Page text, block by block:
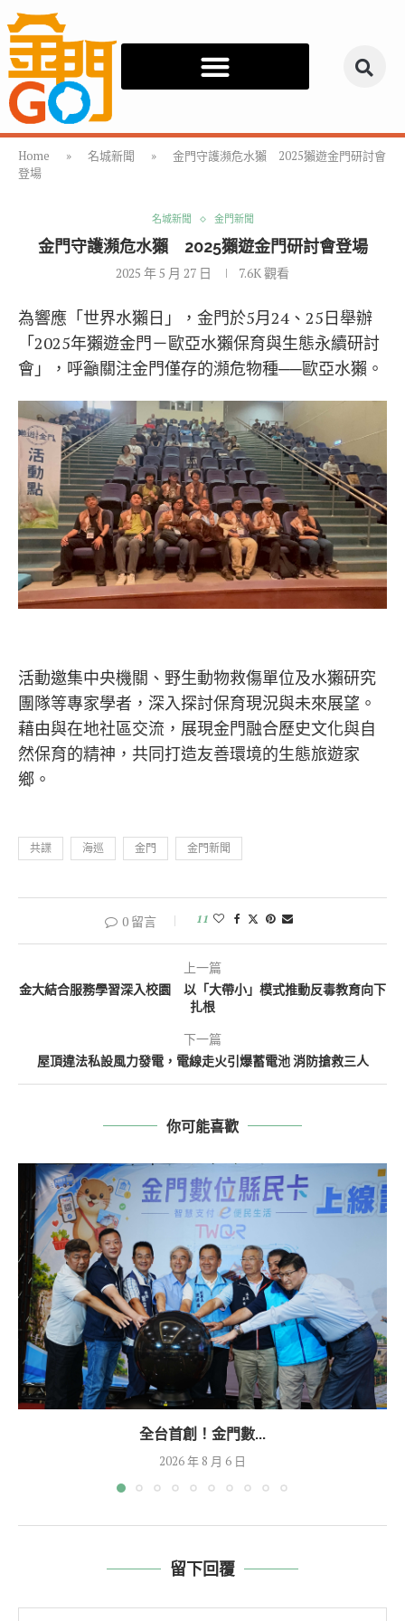
Home » 名城新聞 »
金門守護瀕危水獺 2025獺遊金門研討會
登場
名城新聞 金門新聞
金門守護瀕危水獺 2025獺遊金門研討會登場
2025 年 5 月 27 日 7.6K觀看
為響應「世界水獺日」，金門於5月24、25日舉辦
「2025年獺遊金門－歐亞水獺保育與生態永續研討
會」，呼籲關注金門僅存的瀕危物種──歐亞水獺。
活動邀集中央機關、野生動物救傷單位及水獺研究
團隊等專家學者，深入探討保育現況與未來展望。
藉由與在地社區交流，展現金門融合歷史文化與自
然保育的精神，共同打造友善環境的生態旅遊家
鄉。
共諜 海巡 金門 金門新聞
0 留言 11
上一篇
金大結合服務學習深入校園 以「大帶小」模式推動反毒教育向下
扎根
下一篇
屋頂違法私設風力發電，電線走火引爆蓄電池 消防搶救三人
你可能喜歡
全台首創！金門數...
2026 年 8 月 6 日
留下回覆